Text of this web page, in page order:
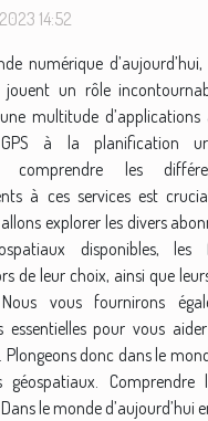
14:52
numérique d’aujourd’hui,
jouent un rôle
multitude
à la planification
comprendre les
à ces services est
explorer les divers
disponibles,
de leur choix, ainsi que
vous fournirons
essentielles pour vous
Plongeons donc dans le
géospatiaux. Comprendre
le monde d’aujourd’hui